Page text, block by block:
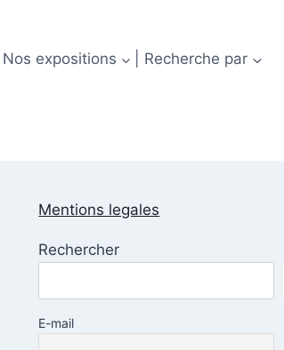
| Nos expositions | Recherche par
Mentions legales
Rechercher
E-mail